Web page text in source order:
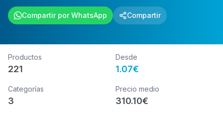
Compartir por WhatsApp Compartir
Productos
221
Desde
1.07€
Categorías
3
Precio medio
310.10€